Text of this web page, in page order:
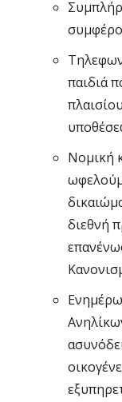
παιδιά
Νομική
διεθνή